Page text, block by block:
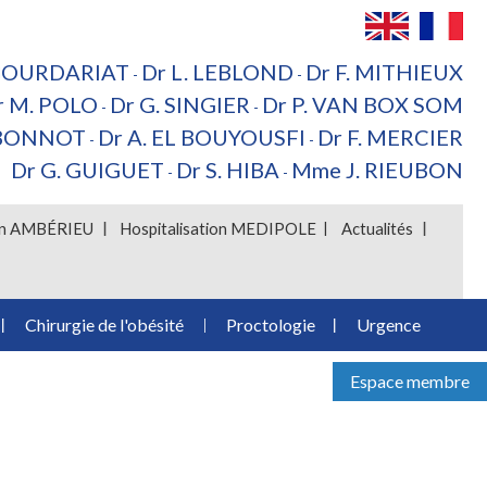
- Dr L. LEBLOND - Dr F. MITHIEUX
M. POLO - Dr G. SINGIER - Dr P. VAN BOX SOM
- Dr A. EL BOUYOUSFI - Dr F. MERCIER
Dr G. GUIGUET - Dr S. HIBA - Mme J. RIEUBON
AMBÉRIEU Hospitalisation MEDIPOLE Actualités
Chirurgie de l'obésité Proctologie Urgence
Espace membre